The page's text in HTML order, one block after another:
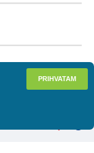
PRIHVATAM